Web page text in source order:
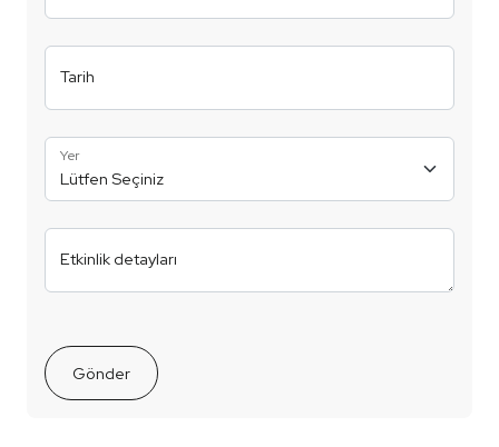
Tarih
Yer
Etkinlik detayları
Gönder